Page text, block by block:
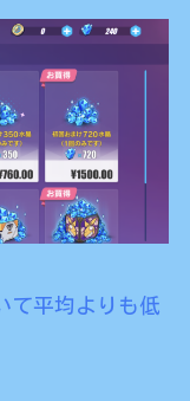
て平均よりも低